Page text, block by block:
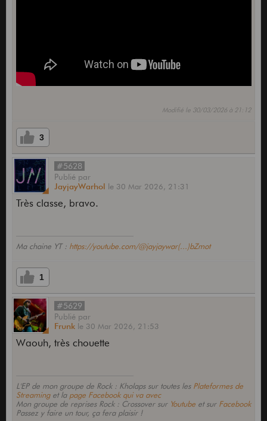
Modifié le 30/03/2026 à 21:12
3
#5628
Publié par
JayjayWarhol le 30 Mar 2026, 21:31
Très classe, bravo.
Ma chaine YT : https://youtube.com/@jayjaywar(...)bZmot
1
#5629
Publié par
Frunk le 30 Mar 2026, 21:53
Waouh, très chouette
L'EP de mon groupe de Rock : Kholaps sur toutes les Plateformes de
Streaminget la page Facebook qui va avec
Mon groupe de reprises Rock : Crossover sur Youtubeet sur Facebook
Passez y faire un tour, ça fera plaisir !